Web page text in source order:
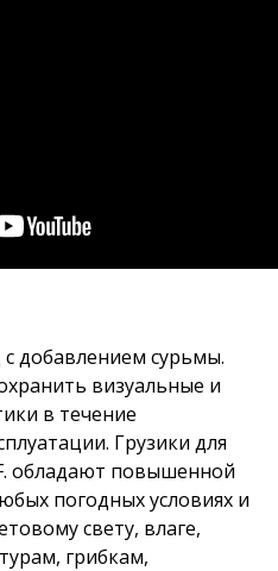
добавлением сурьмы.
визуальные и
в течение
Грузики для
обладают повышенной
погодных условиях и
свету, влаге,
грибкам,